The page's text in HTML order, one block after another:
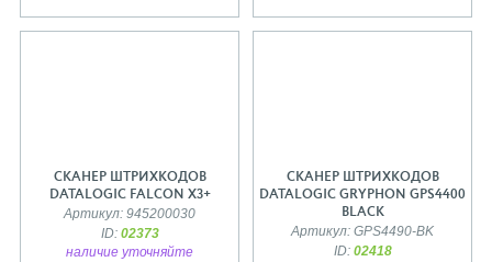
СКАНЕР ШТРИХКОДОВ
DATALOGIC FALCON X3+
Артикул: 945200030
ID: 02373
наличие уточняйте
СКАНЕР ШТРИХКОДОВ
DATALOGIC GRYPHON GPS4400
BLACK
Артикул: GPS4490-BK
ID: 02418